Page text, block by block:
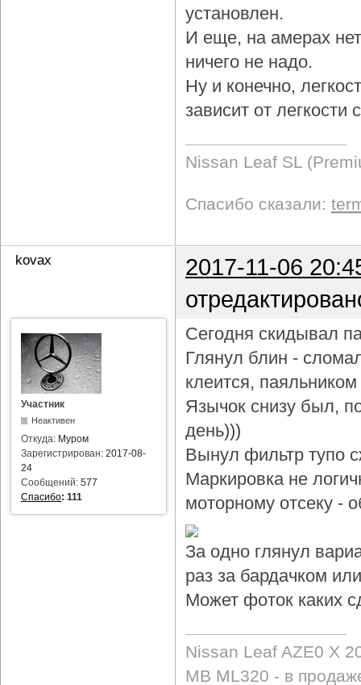
установлен.
И еще, на амерах
ничего не надо.
Ну и конечно,
зависит от
Nissan Leaf SL
Спасибо сказали:
kovax
2017-11-06
Участник
Неактивен
Откуда: Муром
Зарегистрирован: 2017-08-
24
Сообщений: 577
Спасибо: 111
Сегодня скидывал
Глянул блин -
клеится,
Язычок снизу был,
день)))
Вынул фильтр тупо
Маркировка не
моторному отсеку -
За одно глянул
раз за бардачком
Может фоток каких
Nissan Leaf AZE0 X
MB ML320 - в